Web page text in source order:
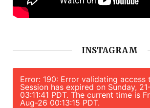
INSTAGRAM
Error: 190: Error validating access
Session has expired on Sunday,
03:11:41 PDT. The current time is
Aug-26 00:13:15 PDT.